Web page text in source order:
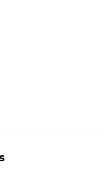
Ladeleistung
werden.